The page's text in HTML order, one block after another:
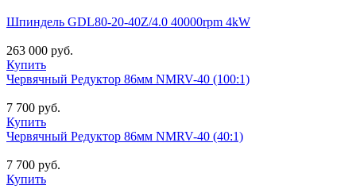
Шпиндель GDL80-20-40Z/4.0 40000rpm 4kW
263 000 руб.
Купить
Червячный Редуктор 86мм NMRV-40 (100:1)
7 700 руб.
Купить
Червячный Редуктор 86мм NMRV-40 (40:1)
7 700 руб.
Купить